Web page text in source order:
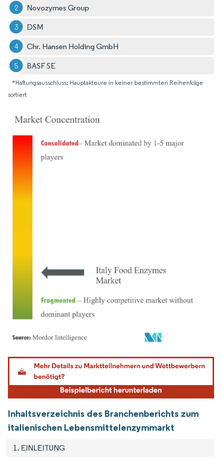
Novozymes Group
DSM
Chr. Hansen Holding GmbH
BASF SE
*Haftungsausschluss: Hauptakteure in keiner bestimmten Reihenfolge
sortiert
Bild © Mordor Intelligence. Wiederverwendung erfordert Namensnennung gemäß
Inhaltsverzeichnis des Branchenberichts zum
italienischen Lebensmittelenzymmarkt
1. EINLEITUNG